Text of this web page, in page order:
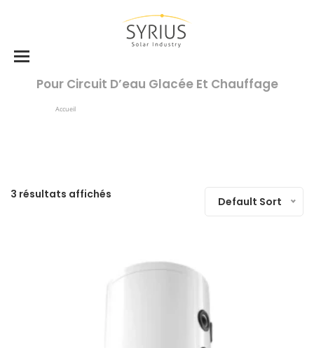
Pour Circuit D’eau Glacée Et Chauffage
Accueil
3 résultats affichés
Default Sort